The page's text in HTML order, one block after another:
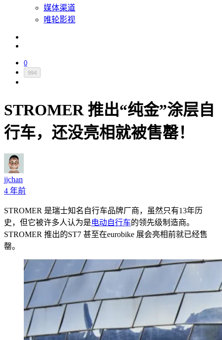
媒体渠道
唯轮影视
0
994
STROMER 推出“纯金”涂层自
行车，还没亮相就被售罄！
jjchan
4 年前
STROMER 是瑞士知名自行车品牌厂商，虽然只有13年历
史，但它被许多人认为是电动自行车的领先级制造商。
STROMER 推出的ST7 甚至在eurobike 展会亮相前就已经售
罄。